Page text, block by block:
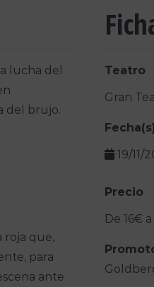
lucha del
del brujo.
roja que,
para
ante
Teatro
Gran
19/11/
Precio
De 16€